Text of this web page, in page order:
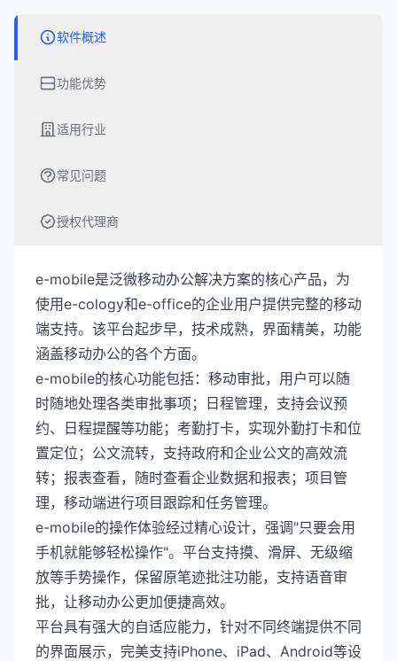
软件概述
功能优势
适用行业
常见问题
授权代理商
e-mobile是泛微移动办公解决方案的核心产品，为
使用e-cology和e-office的企业用户提供完整的移动
端支持。该平台起步早，技术成熟，界面精美，功能
涵盖移动办公的各个方面。
e-mobile的核心功能包括：移动审批，用户可以随
时随地处理各类审批事项；日程管理，支持会议预
约、日程提醒等功能；考勤打卡，实现外勤打卡和位
置定位；公文流转，支持政府和企业公文的高效流
转；报表查看，随时查看企业数据和报表；项目管
理，移动端进行项目跟踪和任务管理。
e-mobile的操作体验经过精心设计，强调"只要会用
手机就能够轻松操作"。平台支持摸、滑屏、无级缩
放等手势操作，保留原笔迹批注功能，支持语音审
批，让移动办公更加便捷高效。
平台具有强大的自适应能力，针对不同终端提供不同
的界面展示，完美支持iPhone、iPad、Android等设